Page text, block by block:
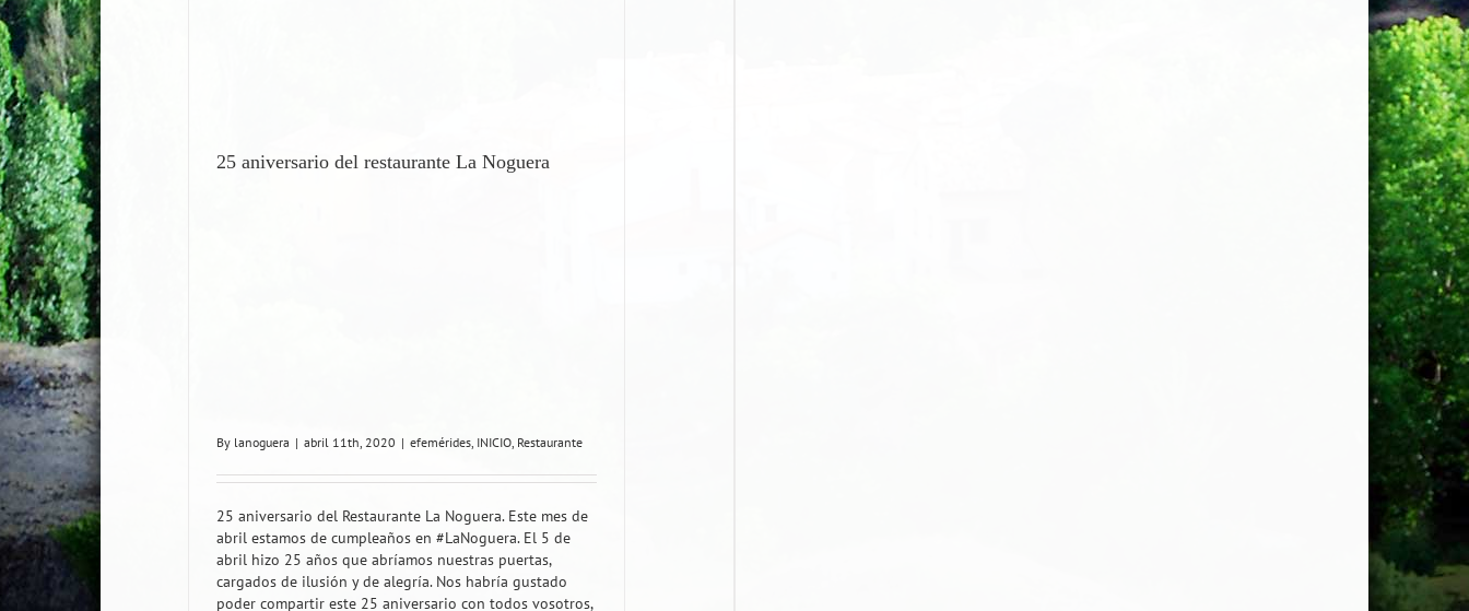
25 aniversario del restaurante La Noguera
By lanoguera | abril 11th, 2020 | efemérides, INICIO, Restaurante
25 aniversario del Restaurante La Noguera. Este mes de
abril estamos de cumpleaños en #LaNoguera. El 5 de
abril hizo 25 años que abríamos nuestras puertas,
cargados de ilusión y de alegría. Nos habría gustado
poder compartir este 25 aniversario con todos vosotros,